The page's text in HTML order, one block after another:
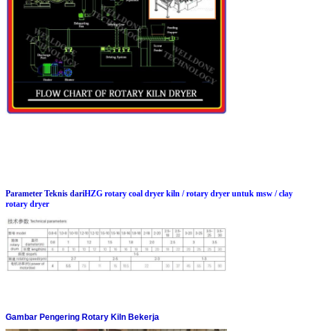
Parameter Teknis dariHZG rotary coal dryer kiln / rotary dryer untuk msw / clay
rotary dryer
Gambar Pengering Rotary Kiln Bekerja